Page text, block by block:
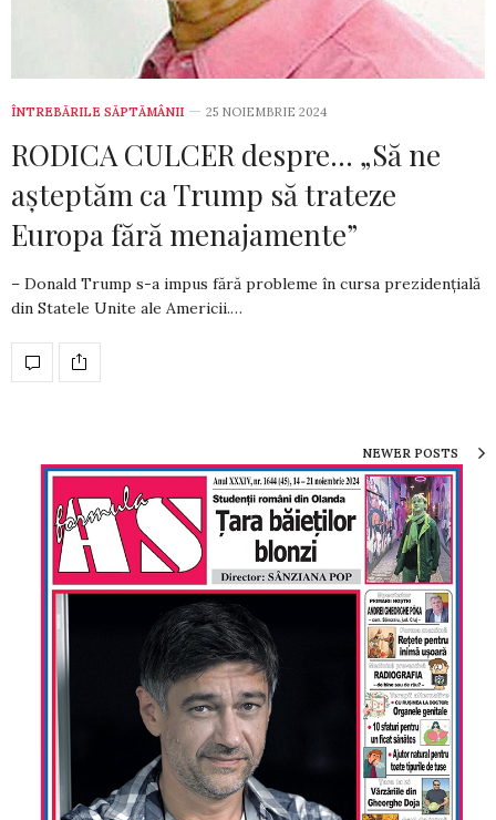
ÎNTREBĂRILE SĂPTĂMÂNII 25 NOIEMBRIE 2024
RODICA CULCER despre… „Să ne
așteptăm ca Trump să trateze
Europa fără menajamente”
– Donald Trump s-a impus fără probleme în cursa prezidențială
din Statele Unite ale Americii.…
NEWER POSTS